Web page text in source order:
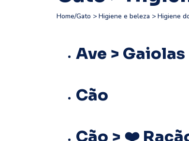
Home/Gato > Higiene e beleza > Higiene
Ave >
Cão
Cão > ❤️